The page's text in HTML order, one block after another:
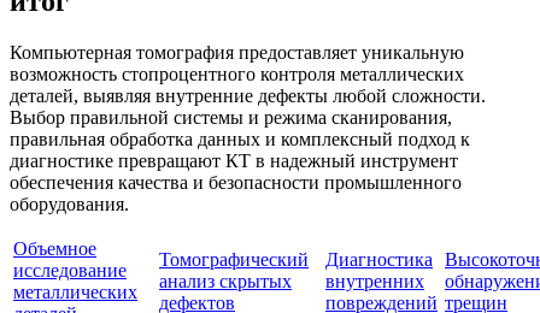
Компьютерная томография предоставляет уникальную
возможность стопроцентного контроля металлических
деталей, выявляя внутренние дефекты любой сложности.
Выбор правильной системы и режима сканирования,
правильная обработка данных и комплексный подход к
диагностике превращают КТ в надежный инструмент
обеспечения качества и безопасности промышленного
оборудования.
Объемное
исследование
металлических
Томографический
анализ скрытых
дефектов
Диагностика
внутренних
повреждений трещин